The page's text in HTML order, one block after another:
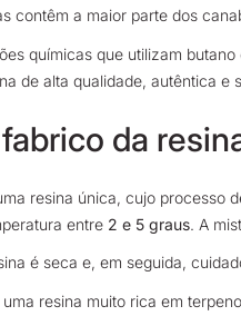
contêm a maior parte dos
químicas que utilizam butano
de alta qualidade, autêntica e
da
resina única, cujo processo
entre 2 e 5 graus. A
é seca e, em seguida,
resina muito rica em